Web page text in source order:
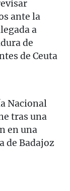
ante la
a
de
de Ceuta
Nacional
tras una
en una
de Badajoz